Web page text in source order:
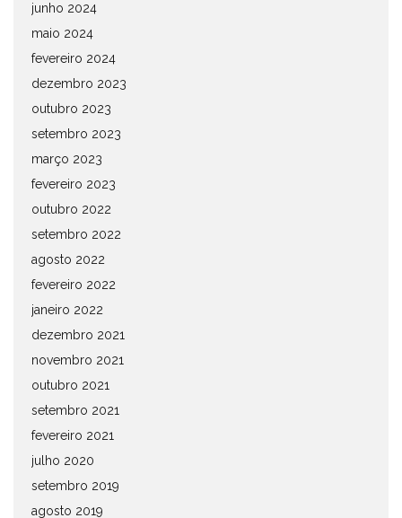
junho 2024
maio 2024
fevereiro 2024
dezembro 2023
outubro 2023
setembro 2023
março 2023
fevereiro 2023
outubro 2022
setembro 2022
agosto 2022
fevereiro 2022
janeiro 2022
dezembro 2021
novembro 2021
outubro 2021
setembro 2021
fevereiro 2021
julho 2020
setembro 2019
agosto 2019